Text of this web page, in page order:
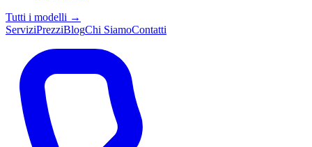
Tutti i modelli →
ServiziPrezziBlogChi SiamoContatti